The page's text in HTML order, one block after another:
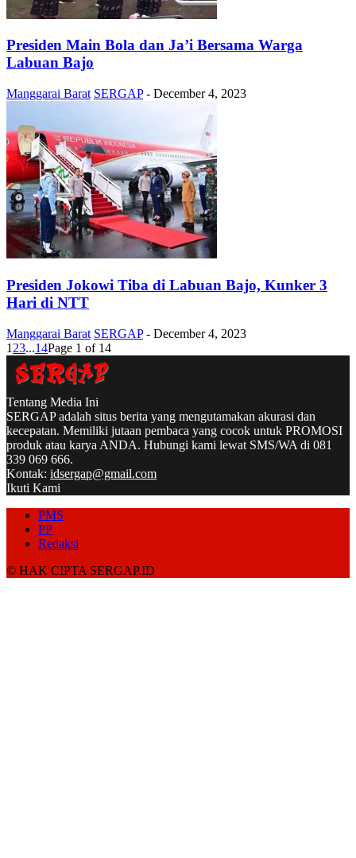
Presiden Main Bola dan Ja’i Bersama Warga
Labuan Bajo
Manggarai Barat SERGAP - December 4, 2023
Presiden Jokowi Tiba di Labuan Bajo, Kunker 3
Hari di NTT
Manggarai Barat SERGAP - December 4, 2023
1 23...14Page 1 of 14
Tentang Media Ini
SERGAP adalah situs berita yang mengutamakan akurasi dan
kecepatan. Memiliki jutaan pembaca yang cocok untuk PROMOSI
produk atau karya ANDA. Hubungi kami lewat SMS/WA di 081
339 069 666.
Kontak: idsergap@gmail.com
Ikuti Kami
PMS
PP
Redaksi
© HAK CIPTA SERGAP.ID